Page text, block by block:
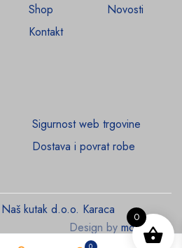
0 0
Shop
Novosti
Kontakt
Sigurnost web trgovine
Dostava i povrat robe
kutak d.o.o. Karaca
Design by monroe.ba
0